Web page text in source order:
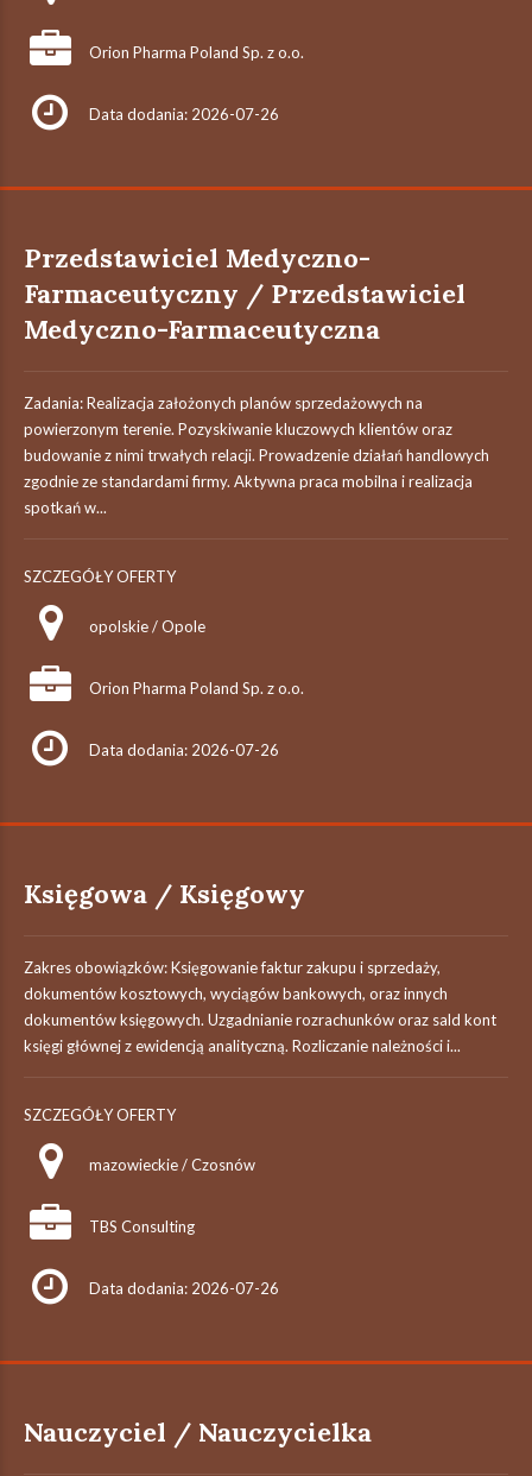
Orion Pharma Poland Sp. z o.o.
Data dodania: 2026-07-26
Przedstawiciel Medyczno-
Farmaceutyczny / Przedstawiciel
Medyczno-Farmaceutyczna
Zadania: Realizacja założonych planów sprzedażowych na
powierzonym terenie. Pozyskiwanie kluczowych klientów oraz
budowanie z nimi trwałych relacji. Prowadzenie działań handlowych
zgodnie ze standardami firmy. Aktywna praca mobilna i realizacja
spotkań w...
SZCZEGÓŁY OFERTY
opolskie / Opole
Orion Pharma Poland Sp. z o.o.
Data dodania: 2026-07-26
Księgowa / Księgowy
Zakres obowiązków: Księgowanie faktur zakupu i sprzedaży,
dokumentów kosztowych, wyciągów bankowych, oraz innych
dokumentów księgowych. Uzgadnianie rozrachunków oraz sald kont
księgi głównej z ewidencją analityczną. Rozliczanie należności i...
SZCZEGÓŁY OFERTY
mazowieckie / Czosnów
TBS Consulting
Data dodania: 2026-07-26
Nauczyciel / Nauczycielka